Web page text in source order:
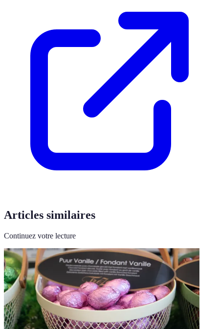
Articles similaires
Continuez votre lecture